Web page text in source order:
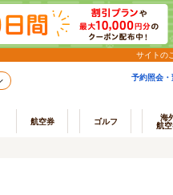
サイトの
予約照会
航空券 ゴルフ
海
航